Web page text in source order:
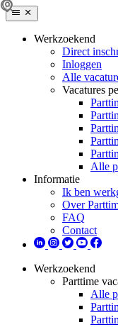
Werkzoekend
Direct
Inloggen
Alle
Vacatures
Alle
Informatie
Ik ben
Over
FAQ
Contact
Werkzoekend
Parttime
Alle